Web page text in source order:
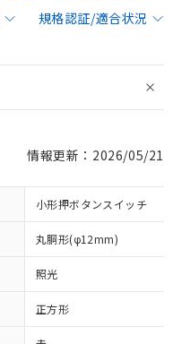
規格認証/適合状況
情報更新：2026/05/21
小形押ボタンスイッチ
丸胴形(φ12mm)
照光
正方形